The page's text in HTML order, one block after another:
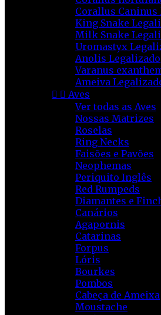
Corallus Caninus
King Snake
Milk Snake
Uromastyx
Anolis Legalizado
Varanus
Ameiva
  Aves
Ver todas as Aves
Nossas Matrizes
Roselas
Ring Necks
Faisões e Pavões
Neophemas
Periquito Inglês
Red Rumpeds
Diamantes e
Canários
Agapornis
Catarinas
Forpus
Lóris
Bourkes
Pombos
Cabeça de Ameixa
Moustache